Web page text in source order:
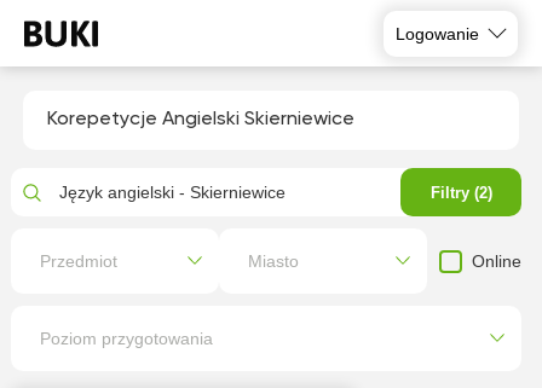
Logowanie
Korepetycje Angielski Skierniewice
Język angielski - Skierniewice Filtry (2)
Przedmiot Miasto Online
Poziom przygotowania